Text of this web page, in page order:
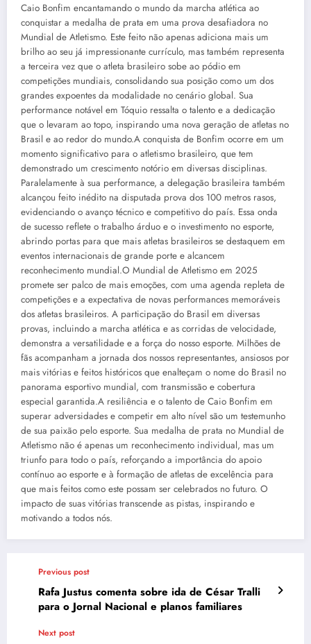
Caio Bonfim encantamando o mundo da marcha atlética ao
conquistar a medalha de prata em uma prova desafiadora no
Mundial de Atletismo. Este feito não apenas adiciona mais um
brilho ao seu já impressionante currículo, mas também representa
a terceira vez que o atleta brasileiro sobe ao pódio em
competições mundiais, consolidando sua posição como um dos
grandes expoentes da modalidade no cenário global. Sua
performance notável em Tóquio ressalta o talento e a dedicação
que o levaram ao topo, inspirando uma nova geração de atletas no
Brasil e ao redor do mundo.A conquista de Bonfim ocorre em um
momento significativo para o atletismo brasileiro, que tem
demonstrado um crescimento notório em diversas disciplinas.
Paralelamente à sua performance, a delegação brasileira também
alcançou feito inédito na disputada prova dos 100 metros rasos,
evidenciando o avanço técnico e competitivo do país. Essa onda
de sucesso reflete o trabalho árduo e o investimento no esporte,
abrindo portas para que mais atletas brasileiros se destaquem em
eventos internacionais de grande porte e alcancem
reconhecimento mundial.O Mundial de Atletismo em 2025
promete ser palco de mais emoções, com uma agenda repleta de
competições e a expectativa de novas performances memoráveis
dos atletas brasileiros. A participação do Brasil em diversas
provas, incluindo a marcha atlética e as corridas de velocidade,
demonstra a versatilidade e a força do nosso esporte. Milhões de
fãs acompanham a jornada dos nossos representantes, ansiosos por
mais vitórias e feitos históricos que enalteçam o nome do Brasil no
panorama esportivo mundial, com transmissão e cobertura
especial garantida.A resiliência e o talento de Caio Bonfim em
superar adversidades e competir em alto nível são um testemunho
de sua paixão pelo esporte. Sua medalha de prata no Mundial de
Atletismo não é apenas um reconhecimento individual, mas um
triunfo para todo o país, reforçando a importância do apoio
contínuo ao esporte e à formação de atletas de excelência para
que mais feitos como este possam ser celebrados no futuro. O
impacto de suas vitórias transcende as pistas, inspirando e
motivando a todos nós.
Previous post
Rafa Justus comenta sobre ida de César Tralli
para o Jornal Nacional e planos familiares
Next post